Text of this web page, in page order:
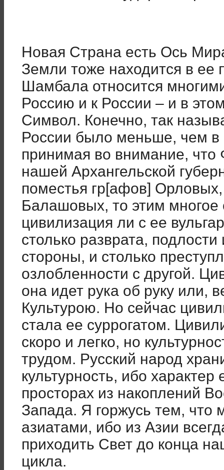
Новая Страна есть Ось
Земли тоже находится в
Шамбала относится
Россию и к России – и в
Символ. Конечно, так
России было меньше, чем
принимая во внимание,
нашей Архангельской
поместья гр[афов]
Балашовых, то этим многое
цивилизация ли с ее
столько разврата,
стороны, и столько
озлобленности с другой.
она идет рука об руку или,
Культурою. Но сейчас
стала ее суррогатом.
скоро и легко, но
трудом. Русский народ
культурность, ибо характер
просторах из накоплений
Запада. Я горжусь тем,
азиатами, ибо из Азии
приходить Свет до конца
цикла.